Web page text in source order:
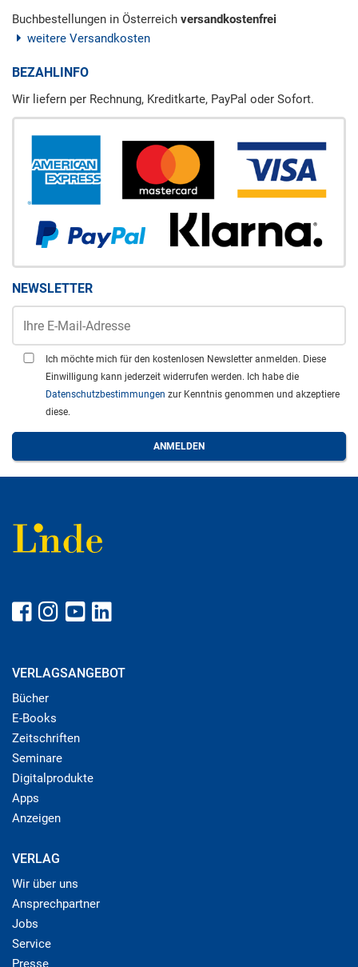
Buchbestellungen in Österreich versandkostenfrei
weitere Versandkosten
BEZAHLINFO
Wir liefern per Rechnung, Kreditkarte, PayPal oder Sofort.
NEWSLETTER
Ich möchte mich für den kostenlosen Newsletter anmelden. Diese
Einwilligung kann jederzeit widerrufen werden. Ich habe die
Datenschutzbestimmungen zur Kenntnis genommen und akzeptiere
diese.
VERLAGSANGEBOT
Bücher
E-Books
Zeitschriften
Seminare
Digitalprodukte
Apps
Anzeigen
VERLAG
Wir über uns
Ansprechpartner
Jobs
Service
Presse